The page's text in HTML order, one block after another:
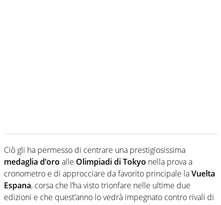
Ciò gli ha permesso di centrare una prestigiosissima
medaglia d’oro alle Olimpiadi di Tokyo nella prova a
cronometro e di approcciare da favorito principale laVuelta
Espana, corsa che l’ha visto trionfare nelle ultime due
edizioni e che quest’anno lo vedrà impegnato contro rivali di